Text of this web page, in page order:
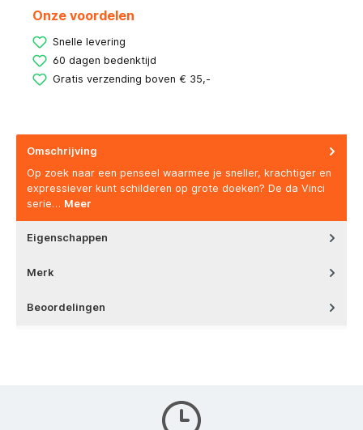
Onze voordelen
Snelle levering
60 dagen bedenktijd
Gratis verzending boven € 35,-
Omschrijving
Op zoek naar een penseel waarmee je sneller, krachtiger en
expressiever kunt schilderen op grote doeken? De da Vinci
serie… Meer
Eigenschappen
Merk
Beoordelingen